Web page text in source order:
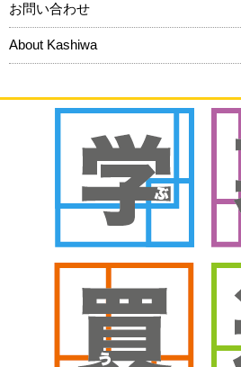
お問い合わせ
About Kashiwa